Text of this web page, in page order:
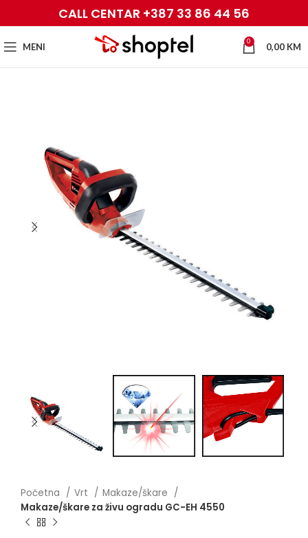
CALL CENTAR +387 33 86 44 56
MENI 0 0,00 KM
Početna Vrt
Makaze/škare
Makaze/škare za živu ogradu GC-EH 4550